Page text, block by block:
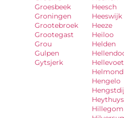
Groesbeek
Groningen
Grootebroek
Grootegast
Grou
Gulpen
Gytsjerk
Heesch
Heeze
Heiloo
Helden
Helmond
Hengelo
Hillegom